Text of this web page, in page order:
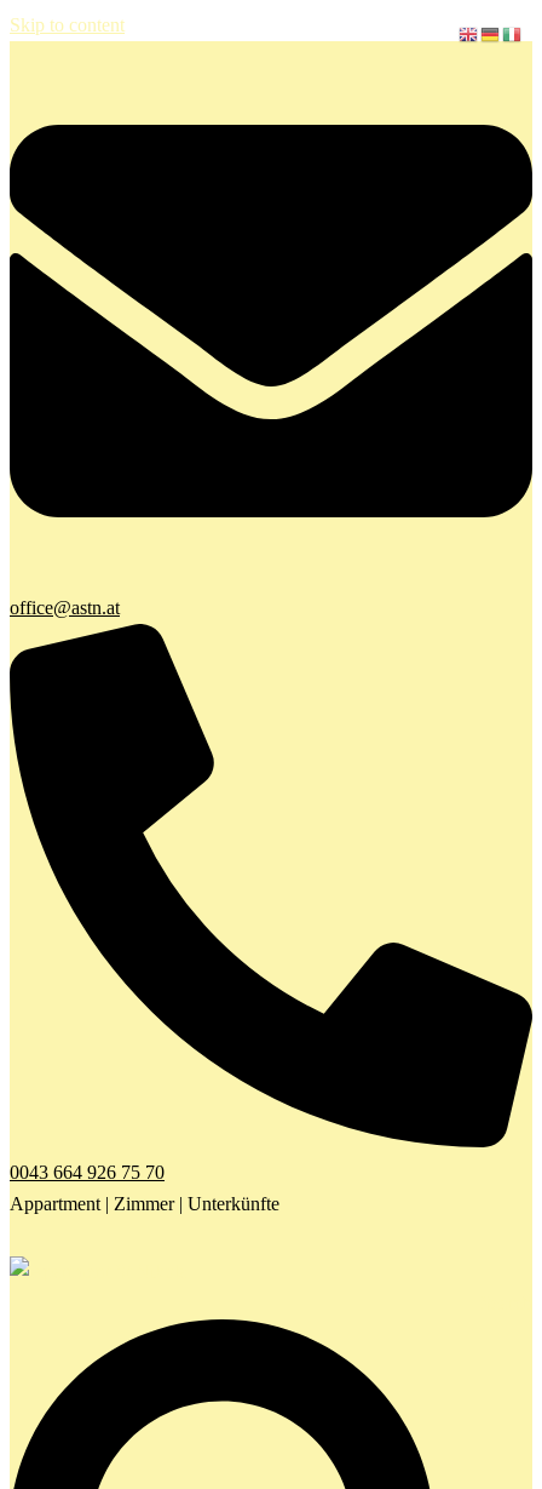
Skip to content
office@astn.at
0043 664 926 75 70
Appartment | Zimmer | Unterkünfte